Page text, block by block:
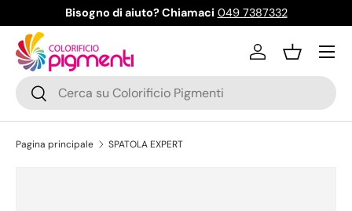
Passa ai contenuti
Bisogno di aiuto? Chiamaci 049 7387332
Cerca
Cerca
AccediCestino
Menu
Pagina principale SPATOLA EXPERT